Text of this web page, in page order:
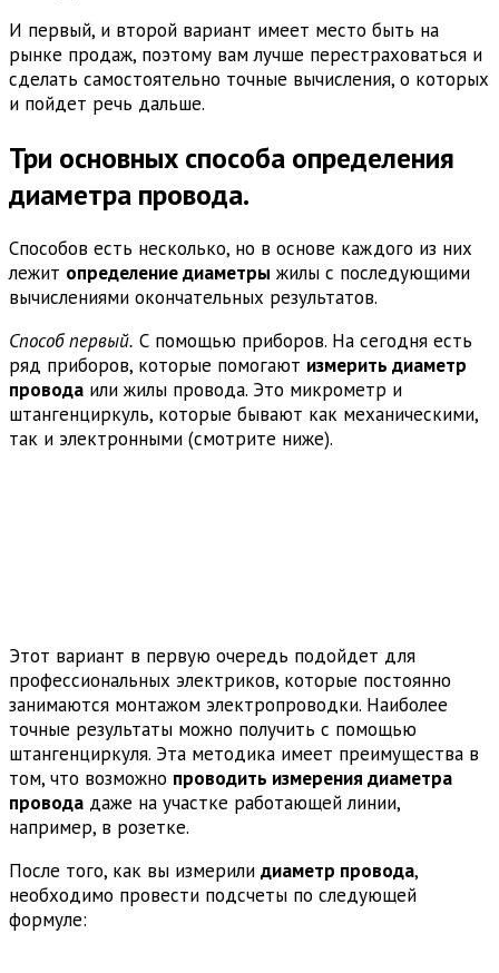
И первый, и второй вариант имеет место быть на
рынке продаж, поэтому вам лучше перестраховаться и
сделать самостоятельно точные вычисления, о которых
и пойдет речь дальше.
Три основных способа определения
диаметра провода.
Способов есть несколько, но в основе каждого из них
лежит определение диаметры жилы с последующими
вычислениями окончательных результатов.
Способ первый. С помощью приборов. На сегодня есть
ряд приборов, которые помогают измерить диаметр
провода или жилы провода. Это микрометр и
штангенциркуль, которые бывают как механическими,
так и электронными (смотрите ниже).
Этот вариант в первую очередь подойдет для
профессиональных электриков, которые постоянно
занимаются монтажом электропроводки. Наиболее
точные результаты можно получить с помощью
штангенциркуля. Эта методика имеет преимущества в
том, что возможно проводить измерения диаметра
провода даже на участке работающей линии,
например, в розетке.
После того, как вы измерили диаметр провода,
необходимо провести подсчеты по следующей
формуле: